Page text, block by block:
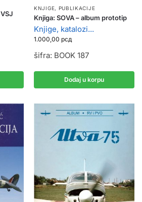
KNJIGE, PUBLIKACIJE
Knjiga: SOVA – album prototip
Knjige, katalozi...
1.000,00 рсд
šifra: BOOK 187
Dodaj u korpu